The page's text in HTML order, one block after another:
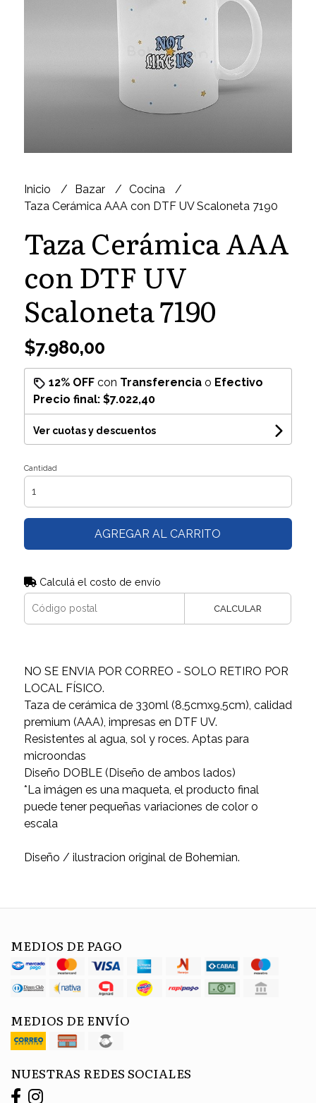
Inicio Bazar
Cocina
Taza Cerámica AAA con DTF UV Scaloneta 7190
Taza Cerámica AAA
con DTF UV
Scaloneta 7190
$7.980,00
12% OFFcon Transferenciao Efectivo
Precio final: $7.022,40
Ver cuotas y descuentos
Cantidad
AGREGAR AL CARRITO
Calculá el costo de envío
CALCULAR
NO SE ENVIA POR CORREO - SOLO RETIRO POR
LOCAL FÍSICO.
Taza de cerámica de 330ml (8,5cmx9,5cm), calidad
premium (AAA), impresas en DTF UV.
Resistentes al agua, sol y roces. Aptas para
microondas
Diseño DOBLE (Diseño de ambos lados)
*La imágen es una maqueta, el producto final
puede tener pequeñas variaciones de color o
escala
Diseño / ilustracion original de Bohemian.
MEDIOS DE PAGO
MEDIOS DE ENVÍO
NUESTRAS REDES SOCIALES